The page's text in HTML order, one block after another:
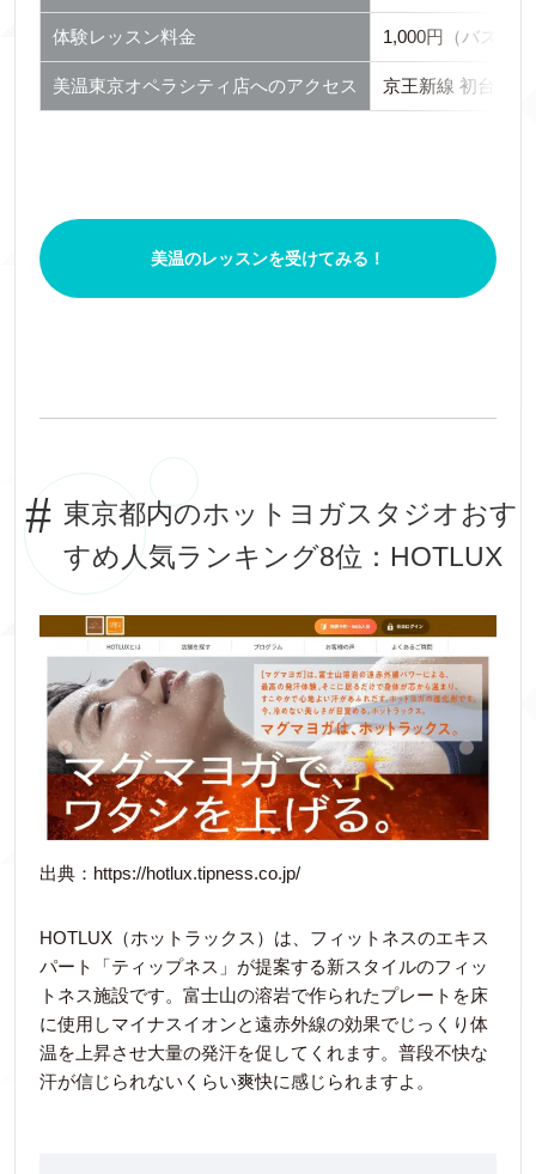
体験レッスン料金 1,000円（バスタ
美温東京オペラシティ店へのアクセス 京王新線 初台駅
美温のレッスンを受けてみる！
東京都内のホットヨガスタジオおす
すめ人気ランキング8位：HOTLUX
出典：https://hotlux.tipness.co.jp/
HOTLUX（ホットラックス）は、フィットネスのエキス
パート「ティップネス」が提案する新スタイルのフィッ
トネス施設です。富士山の溶岩で作られたプレートを床
に使用しマイナスイオンと遠赤外線の効果でじっくり体
温を上昇させ大量の発汗を促してくれます。普段不快な
汗が信じられないくらい爽快に感じられますよ。